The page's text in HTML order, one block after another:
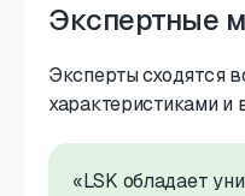
Экспертные
Эксперты сходятся
характеристиками
«LSK обладает